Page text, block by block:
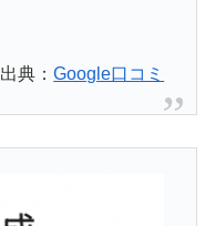
出典：Google口コミ